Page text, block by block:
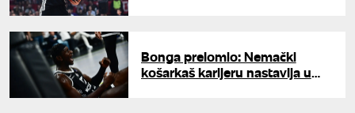
Bonga prelomio: Nemački
košarkaš karijeru nastavlja u